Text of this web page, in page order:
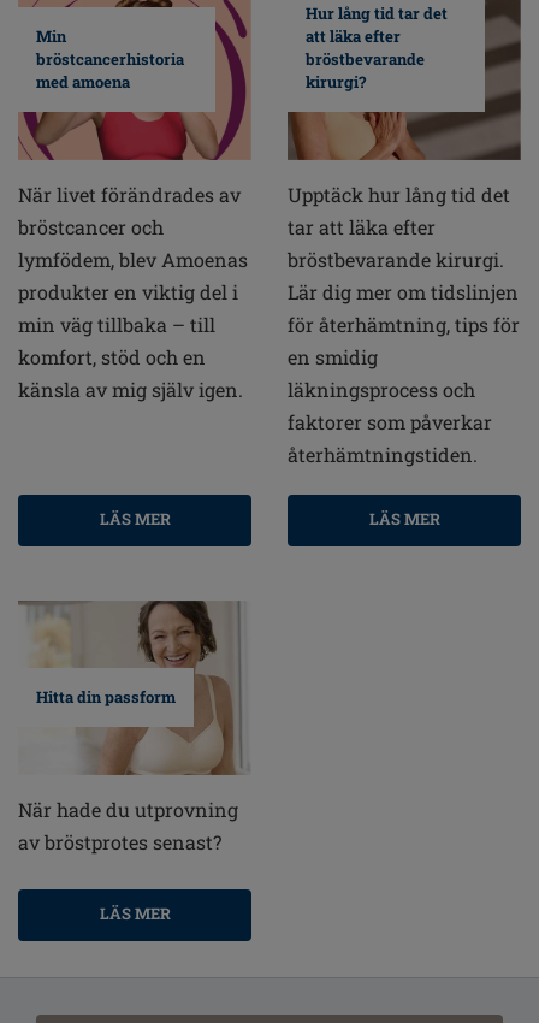
Min
bröstcancerhistoria
med amoena
När livet förändrades av
bröstcancer och
lymfödem, blev Amoenas
produkter en viktig del i
min väg tillbaka – till
komfort, stöd och en
känsla av mig själv igen.
LÄS MER
Hur lång tid tar det
att läka efter
bröstbevarande
kirurgi?
Upptäck hur lång tid det
tar att läka efter
bröstbevarande kirurgi.
Lär dig mer om tidslinjen
för återhämtning, tips för
en smidig
läkningsprocess och
faktorer som påverkar
återhämtningstiden.
LÄS MER
Hitta din passform
När hade du utprovning
av bröstprotes senast?
LÄS MER